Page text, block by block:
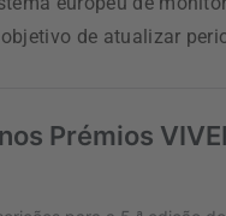
de atualizar